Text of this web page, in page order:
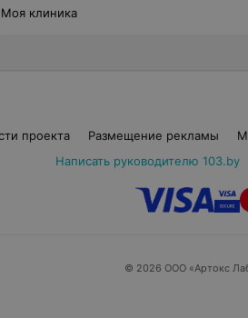
Моя клиника
проекта Размещение рекламы
Написать руководителю 103.by
© 2026 ООО «Артокс